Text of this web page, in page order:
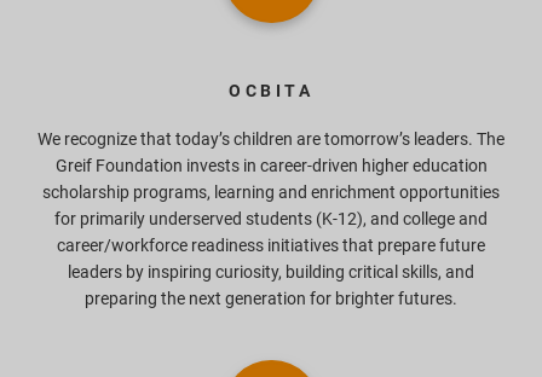
ОСВІТА
We recognize that today’s children are tomorrow’s leaders. The
Greif Foundation invests in career-driven higher education
scholarship programs, learning and enrichment opportunities
for primarily underserved students (K-12), and college and
career/workforce readiness initiatives that prepare future
leaders by inspiring curiosity, building critical skills, and
preparing the next generation for brighter futures.